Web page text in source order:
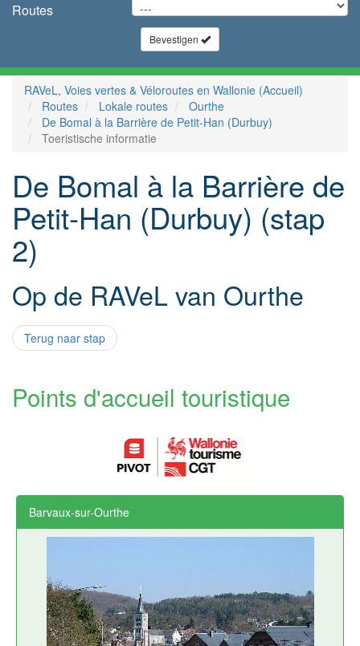
Routes
Bevestigen
RAVeL, Voies vertes & Véloroutes en Wallonie (Accueil)
Routes
Lokale routes
Ourthe
De Bomal à la Barrière de Petit-Han (Durbuy)
Toeristische informatie
De Bomal à la Barrière de
Petit-Han (Durbuy) (stap
2)
Op de RAVeL van Ourthe
Terug naar stap
Points d'accueil touristique
Barvaux-sur-Ourthe